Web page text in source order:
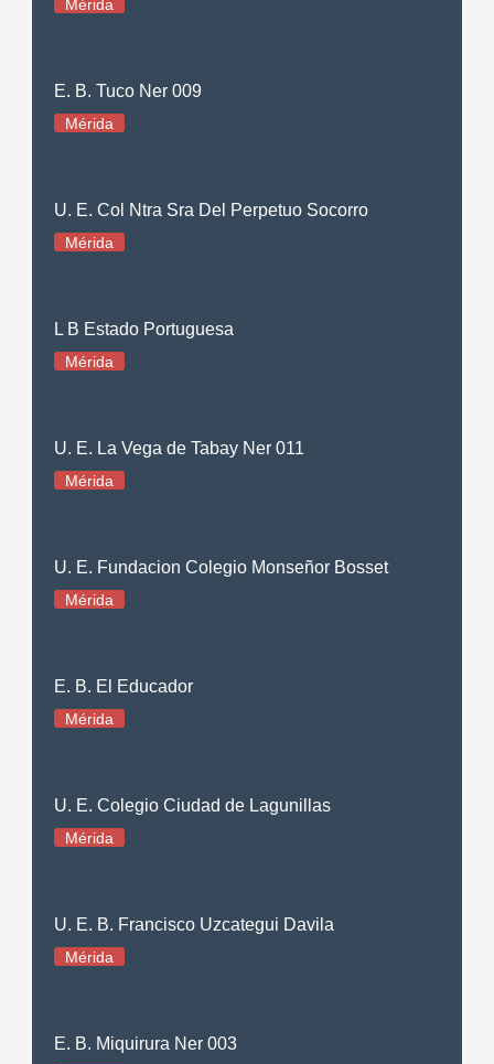
Mérida
E. B. Tuco Ner 009
Mérida
U. E. Col Ntra Sra Del Perpetuo Socorro
Mérida
L B Estado Portuguesa
Mérida
U. E. La Vega de Tabay Ner 011
Mérida
U. E. Fundacion Colegio Monseñor Bosset
Mérida
E. B. El Educador
Mérida
U. E. Colegio Ciudad de Lagunillas
Mérida
U. E. B. Francisco Uzcategui Davila
Mérida
E. B. Miquirura Ner 003